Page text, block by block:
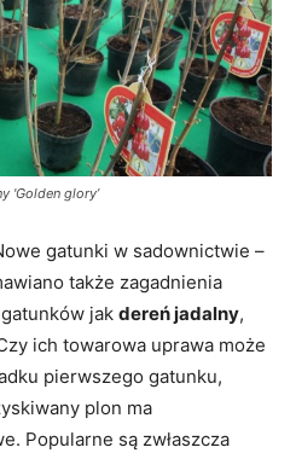
'Golden glory’
gatunki w sadownictwie –
także zagadnienia
jak dereń jadalny,
ich towarowa uprawa może
pierwszego gatunku,
plon ma
Popularne są zwłaszcza